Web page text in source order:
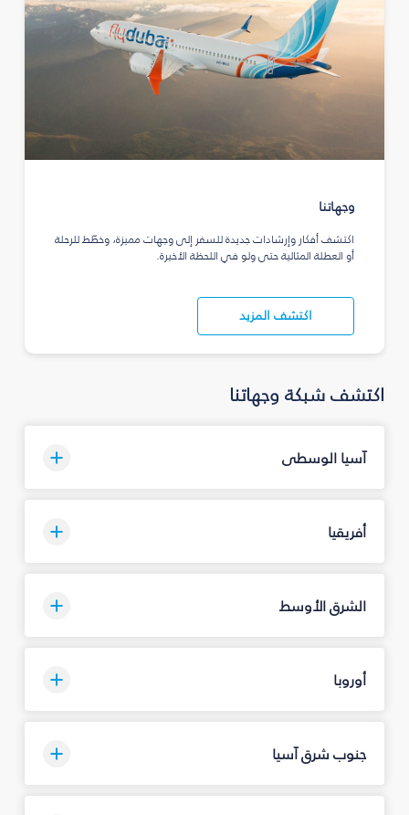
وجهاتنا
اكتشف أفكار وإرشادات جديدة للسفر إلى وجهات مميزة، وخطّط للرحلة
أو العطلة المثالية حتى ولو في اللحظة الأخيرة.
اكتشف المزيد
اكتشف شبكة وجهاتنا
آسيا الوسطى
أفريقيا
الشرق الأوسط
أوروبا
جنوب شرق آسيا